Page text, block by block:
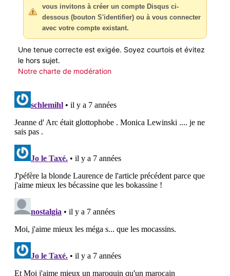
vous invitons à créer un compte Disqus ci-
dessous (bouton S'identifier) ou à vous connecter
avec votre compte existant.
Une tenue correcte est exigée. Soyez courtois et évitez
le hors sujet.
Notre charte de modération